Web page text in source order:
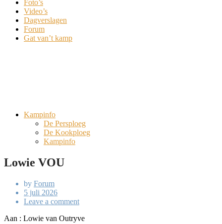
Foto’s
Video’s
Dagverslagen
Forum
Gat van’t kamp
Kampinfo
De Persploeg
De Kookploeg
Kampinfo
Lowie VOU
by Forum
Posted
on
5 juli 2026
Leave a commenton
VOU
Aan : Lowie van Outryve